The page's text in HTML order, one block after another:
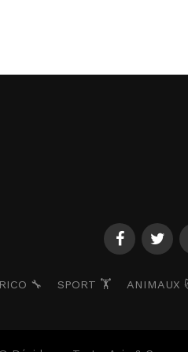
🔧 SPORT 🏋️ ANIMAUX